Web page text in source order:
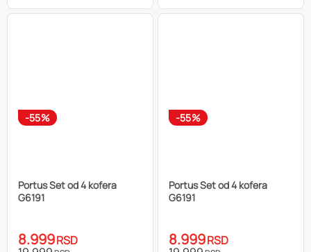
-55%
Portus Set od 4 kofera
G6191
8.999RSD
-55%
Portus Set od 4 kofera
G6191
8.999RSD